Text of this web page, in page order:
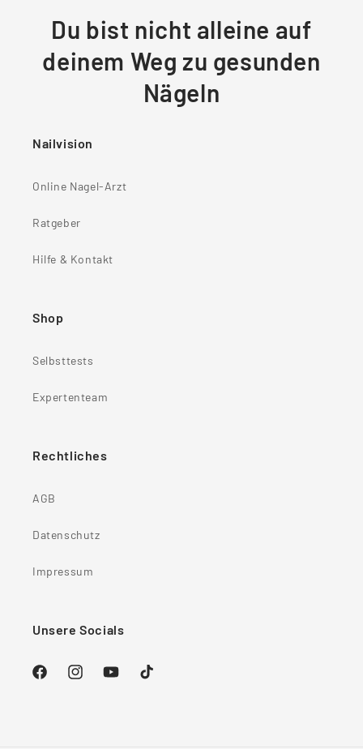
Du bist nicht alleine auf
deinem Weg zu gesunden
Nägeln
Nailvision
Online Nagel-Arzt
Ratgeber
Hilfe & Kontakt
Shop
Selbsttests
Expertenteam
Rechtliches
AGB
Datenschutz
Impressum
Unsere Socials
FacebookInstagramYouTubeTikTok